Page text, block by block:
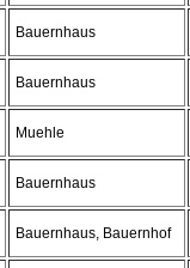
Bauernhaus
Bauernhaus
Muehle
Bauernhaus
Bauernhaus, Bauernhof